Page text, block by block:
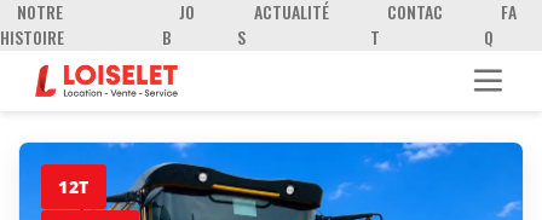
NOTRE
HISTOIRE
JO
B
ACTUALITÉ
S
CONTAC
T
FA
Q
12T